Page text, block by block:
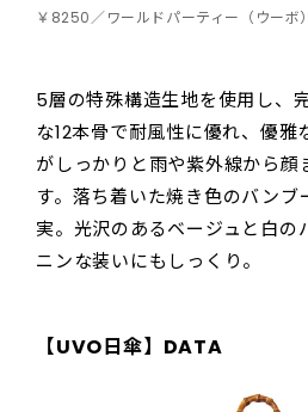
￥8250／ワールドパーティー（ウーボ）
5層の特殊構造生地を使用し、
な12本骨で耐風性に優れ、優雅
がしっかりと雨や紫外線から顔
す。落ち着いた焼き色のバンブ
実。光沢のあるベージュと白の
ニンな装いにもしっくり。
【UVO日傘】DATA